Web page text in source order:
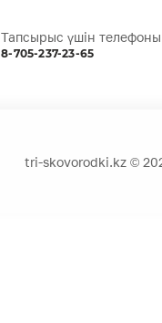
Тапсырыс үшін
8-705-237-23-65
tri-skovorodki.kz ©